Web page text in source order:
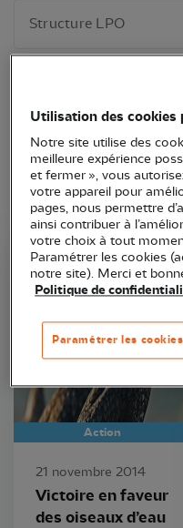
LPO PACA
Action
21 novembre 2014
Victoire en faveur
des oiseaux d’eau
Utilisation des cookies
Notre site utilise des
meilleure expérience
et fermer », vous
votre appareil pour
pages, nous permettre
ainsi contribuer à
votre choix à tout
Paramétrer les cookies
notre site). Merci et
Politique de
Paramétrer les cookies